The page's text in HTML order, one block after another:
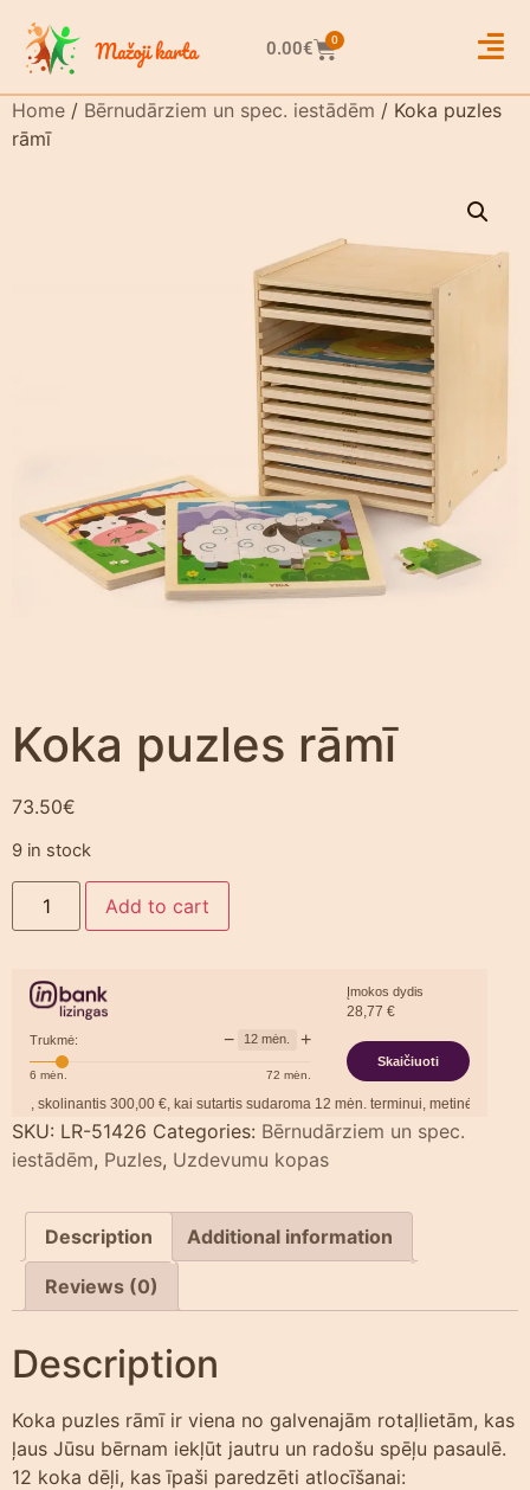
0.00€ 0
Home / Bērnudārziem un spec. iestādēm / Koka puzles
rāmī
Koka puzles rāmī
73.50€
9 in stock
Add to cart
Trukmė: − 12 mėn. +
6 mėn. 72 mėn.
Įmokos dydis
28,77 €
Skaičiuoti
300,00€, kai sutartis sudaroma12mėn. terminui, metinė palūkanų
SKU: LR-51426 Categories: Bērnudārziem un spec.
iestādēm, Puzles, Uzdevumu kopas
Description Additional information
Reviews (0)
Description
Koka puzles rāmī ir viena no galvenajām rotaļlietām, kas
ļaus Jūsu bērnam iekļūt jautru un radošu spēļu pasaulē.
12 koka dēļi, kas īpaši paredzēti atlocīšanai: